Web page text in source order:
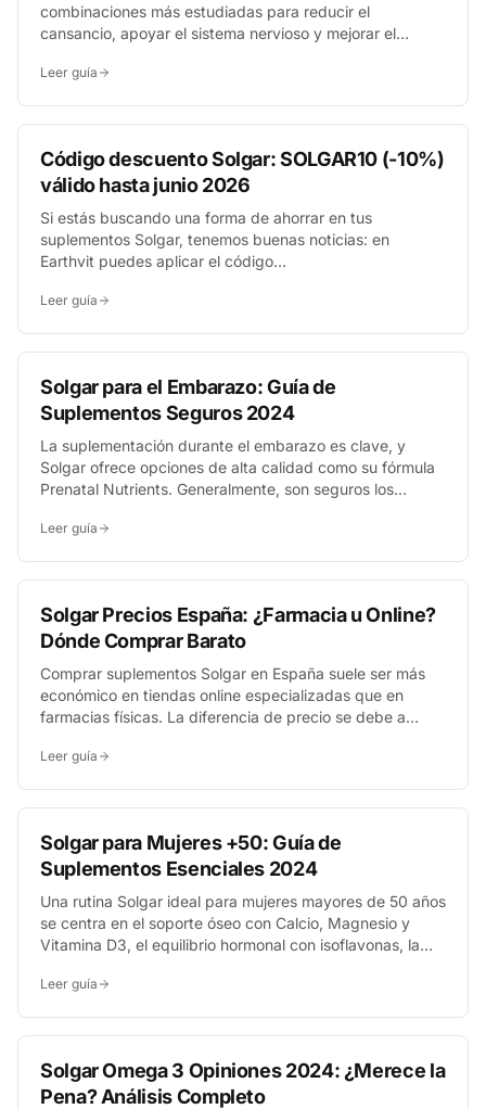
combinaciones más estudiadas para reducir el
cansancio, apoyar el sistema nervioso y mejorar el
del magnesio, por eso ambos nutrientes se formulan
de Solgar.
Leer guía
Código descuento Solgar: SOLGAR10 (-10%)
válido hasta junio 2026
Si estás buscando una forma de ahorrar en tus
suplementos Solgar, tenemos buenas noticias: en
Earthvit puedes aplicar el código
<strong>10% de descuento</strong> en toda la gama
Leer guía
Solgar para el Embarazo: Guía de
Suplementos Seguros 2024
La suplementación durante el embarazo es clave, y
Solgar ofrece opciones de alta calidad como su fórmula
Prenatal Nutrients. Generalmente, son seguros los
embargo, se deben evitar altas dosis de Vitamina A
consulta médica es siempre indispensable.
Leer guía
Solgar Precios España: ¿Farmacia u Online?
Dónde Comprar Barato
Comprar suplementos Solgar en España suele ser más
económico en tiendas online especializadas que en
farmacias físicas. La diferencia de precio se debe a
en el mercado digital, permitiendo a los consumidores
Leer guía
Solgar para Mujeres +50: Guía de
Suplementos Esenciales 2024
Una rutina Solgar ideal para mujeres mayores de 50 años
se centra en el soporte óseo con Calcio, Magnesio y
Vitamina D3, el equilibrio hormonal con isoflavonas, la
Esta combinación busca abordar los cambios clave de
Leer guía
Solgar Omega 3 Opiniones 2024: ¿Merece la
Pena? Análisis Completo